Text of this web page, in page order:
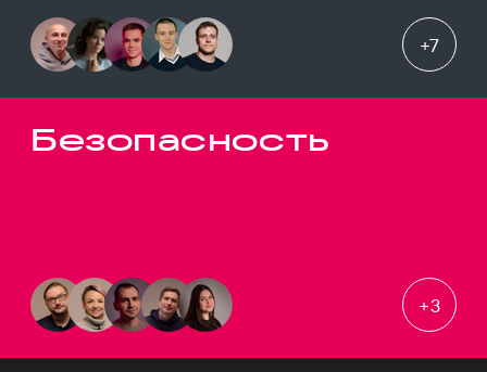
+7
Безопасность
+3